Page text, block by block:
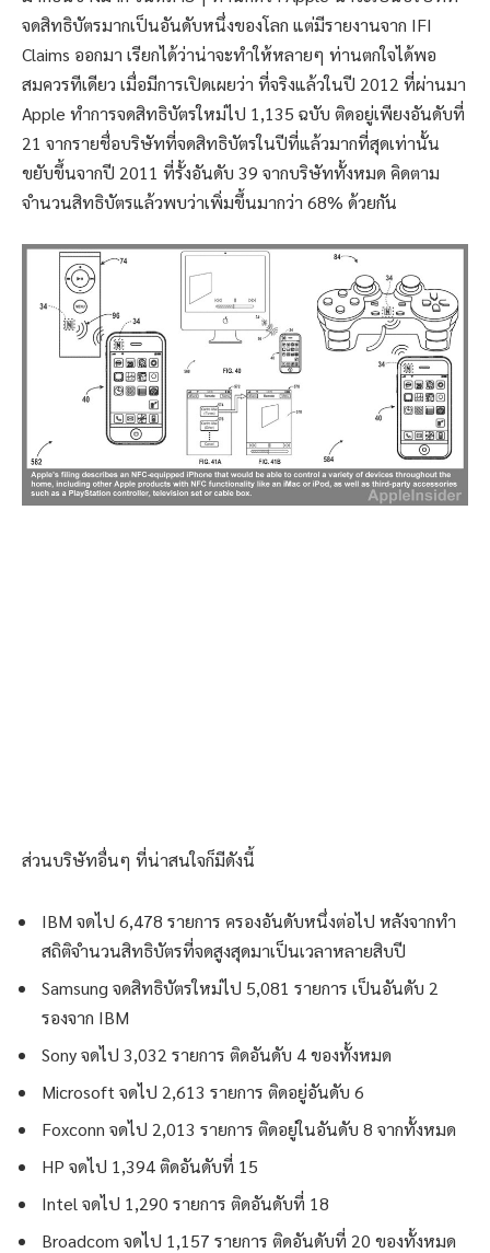
จดสิทธิบัตรมากเป็นอันดับหนึ่งของโลก แต่มีรายงานจาก IFI
Claims ออกมา เรียกได้ว่าน่าจะทำให้หลายๆ ท่านตกใจได้พอ
สมควรทีเดียว เมื่อมีการเปิดเผยว่า ที่จริงแล้วในปี 2012 ที่ผ่านมา
Apple ทำการจดสิทธิบัตรใหม่ไป 1,135 ฉบับ ติดอยู่เพียงอันดับที่
21 จากรายชื่อบริษัทที่จดสิทธิบัตรในปีที่แล้วมากที่สุดเท่านั้น
ขยับขึ้นจากปี 2011 ที่รั้งอันดับ 39 จากบริษัททั้งหมด คิดตาม
จำนวนสิทธิบัตรแล้วพบว่าเพิ่มขึ้นมากว่า 68% ด้วยกัน
ส่วนบริษัทอื่นๆ ที่น่าสนใจก็มีดังนี้
IBM จดไป 6,478 รายการ ครองอันดับหนึ่งต่อไป หลังจากทำ
สถิติจำนวนสิทธิบัตรที่จดสูงสุดมาเป็นเวลาหลายสิบปี
Samsung จดสิทธิบัตรใหม่ไป 5,081 รายการ เป็นอันดับ 2
รองจาก IBM
Sony จดไป 3,032 รายการ ติดอันดับ 4 ของทั้งหมด
Microsoft จดไป 2,613 รายการ ติดอยู่อันดับ 6
Foxconn จดไป 2,013 รายการ ติดอยู่ในอันดับ 8 จากทั้งหมด
HP จดไป 1,394 ติดอันดับที่ 15
Intel จดไป 1,290 รายการ ติดอันดับที่ 18
Broadcom จดไป 1,157 รายการ ติดอันดับที่ 20 ของทั้งหมด